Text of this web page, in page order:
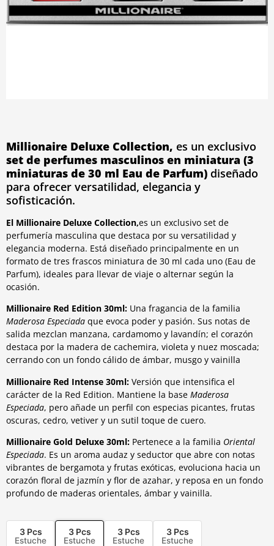
Millionaire Deluxe Collection, es un exclusivo
set de perfumes masculinos en miniatura (3
miniaturas de 30 ml Eau de Parfum) diseñado
para ofrecer versatilidad, elegancia y
sofisticación.
El Millionaire Deluxe Collection,es un exclusivo set de
perfumería masculina que destaca por su versatilidad y
elegancia moderna. Está diseñado principalmente en un
formato de tres frascos miniatura de 30 ml cada uno (Eau de
Parfum), ideales para llevar de viaje o alternar según la
ocasión.
Millionaire Red Edition 30ml: Una fragancia de la familia
Maderosa Especiada que evoca poder y pasión. Sus notas de
salida mezclan manzana, cardamomo y lavandín; el corazón
destaca por la madera de cachemira, violeta y nuez moscada;
cerrando con un fondo cálido de ámbar, musgo y vainilla
Millionaire Red Intense 30ml: Versión que intensifica el
carácter de la Red Edition. Mantiene la base Maderosa
Especiada, pero añade un perfil con especias picantes, frutas
oscuras, cedro, vetiver y un sutil toque de cuero.
Millionaire Gold Deluxe 30ml: Pertenece a la familia Oriental
Especiada. Es un aroma audaz y seductor que abre con notas
vibrantes de bergamota y frutas exóticas, evoluciona hacia un
corazón floral de jazmín y flor de azahar, y reposa en un fondo
profundo de maderas orientales, ámbar y vainilla.
3 Pcs
Estuche
3 Pcs
Estuche
3 Pcs
Estuche
3 Pcs
Estuche